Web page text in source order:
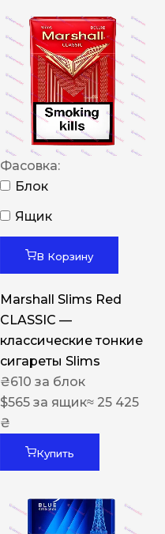
Фасовка:
Блок
Ящик
В Корзину
Marshall Slims Red
CLASSIC —
классические тонкие
сигареты Slims
₴610 за блок
$565 за ящик≈ 25 425
₴
Купить